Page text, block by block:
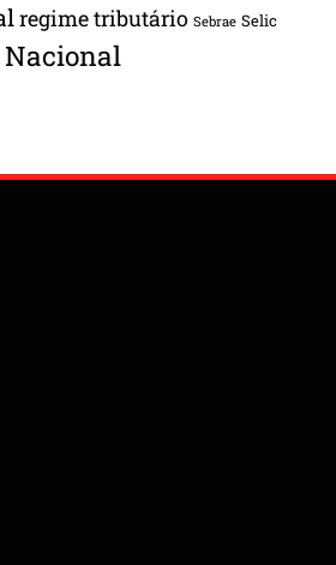
regime tributário Sebrae Selic